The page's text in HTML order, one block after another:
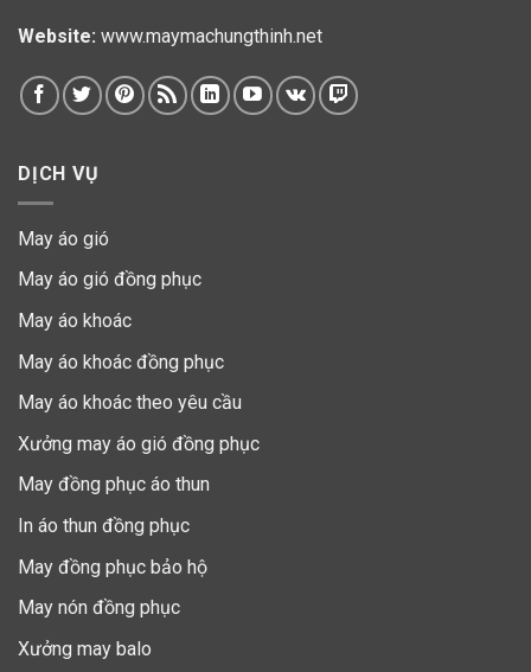
Website: www.maymachungthinh.net
DỊCH VỤ
May áo gió
May áo gió đồng phục
May áo khoác
May áo khoác đồng phục
May áo khoác theo yêu cầu
Xưởng may áo gió đồng phục
May đồng phục áo thun
In áo thun đồng phục
May đồng phục bảo hộ
May nón đồng phục
Xưởng may balo